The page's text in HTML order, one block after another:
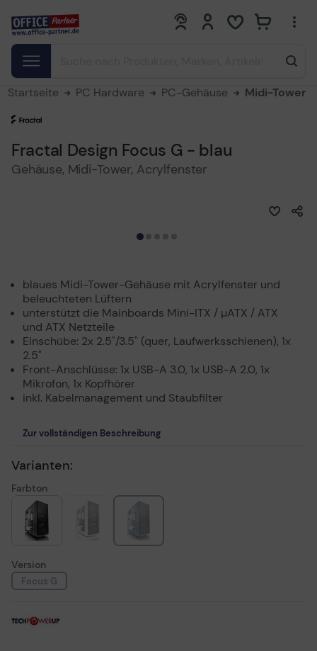
0 0
Startseite PC Hardware PC-Gehäuse Midi-Tower
Fractal Design Focus G - blau
Gehäuse, Midi-Tower, Acrylfenster
blaues Midi-Tower-Gehäuse mit Acrylfenster und
beleuchteten Lüftern
unterstützt die Mainboards Mini-ITX / µATX / ATX
und ATX Netzteile
Einschübe: 2x 2.5"/3.5" (quer, Laufwerksschienen), 1x
2.5"
Front-Anschlüsse: 1x USB-A 3.0, 1x USB-A 2.0, 1x
Mikrofon, 1x Kopfhörer
inkl. Kabelmanagement und Staubfilter
Zur vollständigen Beschreibung
Varianten:
Farbton
Version
Focus G